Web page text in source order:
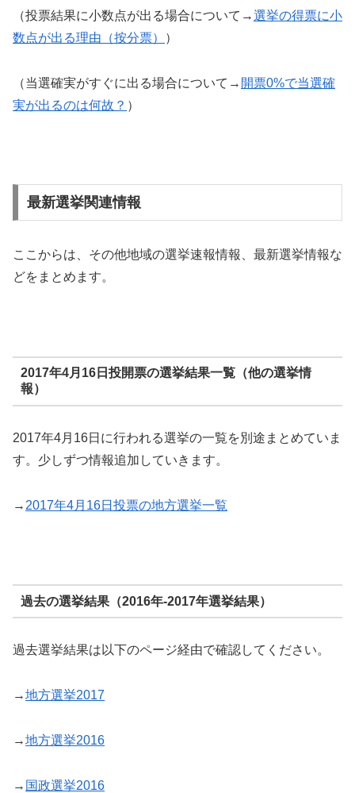
（投票結果に小数点が出る場合について→選挙の得票に小
数点が出る理由（按分票）
）
（当選確実がすぐに出る場合について→ 開票0%で当選確
実が出るのは何故？ ）
最新選挙関連情報
ここからは、その他地域の選挙速報情報、最新選挙情報な
どをまとめます。
2017年4月16日投開票の選挙結果一覧（他の選挙情
報）
2017年4月16日に行われる選挙の一覧を別途まとめていま
す。少しずつ情報追加していきます。
→ 2017年4月16日投票の地方選挙一覧
過去の選挙結果（2016年-2017年選挙結果）
過去選挙結果は以下のページ経由で確認してください。
→地方選挙2017
→地方選挙2016
→ 国政選挙2016